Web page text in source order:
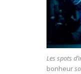
Les spots
bonheur